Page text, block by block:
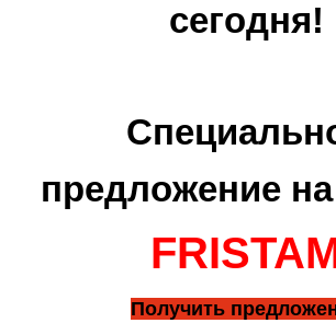
сегодня!
предложение
Получить